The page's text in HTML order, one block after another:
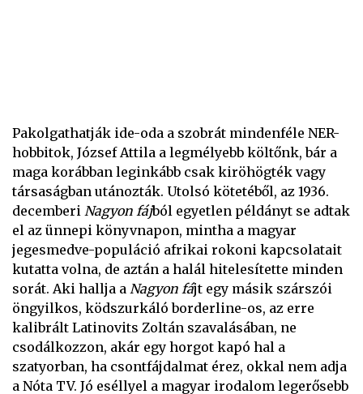
Pakolgathatják ide-oda a szobrát mindenféle NER-
hobbitok, József Attila a legmélyebb költőnk, bár a
maga korábban leginkább csak kiröhögték vagy
társaságban utánozták. Utolsó kötetéből, az 1936.
decemberi Nagyon fájból egyetlen példányt se adtak
el az ünnepi könyvnapon, mintha a magyar
jegesmedve-populáció afrikai rokoni kapcsolatait
kutatta volna, de aztán a halál hitelesítette minden
sorát. Aki hallja a Nagyon fájt egy másik szárszói
öngyilkos, ködszurkáló borderline-os, az erre
kalibrált Latinovits Zoltán szavalásában, ne
csodálkozzon, akár egy horgot kapó hal a
szatyorban, ha csontfájdalmat érez, okkal nem adja
a Nóta TV. Jó eséllyel a magyar irodalom legerősebb